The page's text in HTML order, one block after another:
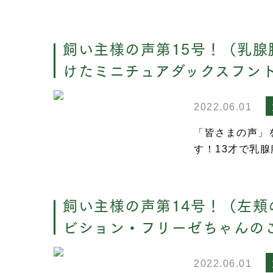
飼い主様の声第15号！（乳
けたミニチュアダックスフン
2022.06.01
「皆さまの声
す！13才で乳
飼い主様の声第14号！（左
ビション・フリーゼちゃんの
2022.06.01